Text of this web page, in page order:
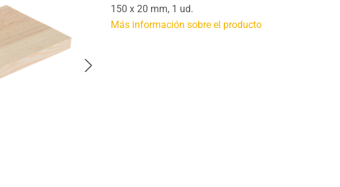
150 x 20 mm, 1 ud.
Más información sobre el producto